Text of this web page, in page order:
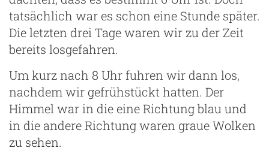
tatsächlich war es schon eine Stunde später.
Die letzten drei Tage waren wir zu der Zeit
bereits losgefahren.
Um kurz nach 8 Uhr fuhren wir dann los,
nachdem wir gefrühstückt hatten. Der
Himmel war in die eine Richtung blau und
in die andere Richtung waren graue Wolken
zu sehen.